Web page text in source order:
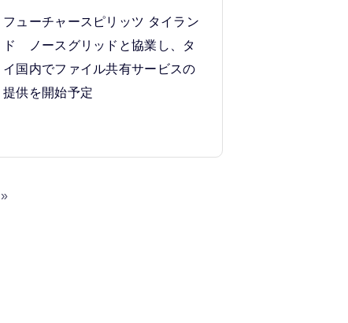
フューチャースピリッツ タイラン
ド ノースグリッドと協業し、タ
イ国内でファイル共有サービスの
提供を開始予定
»